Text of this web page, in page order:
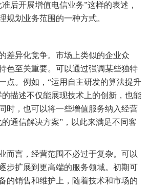
后开展增值电信业务”这样的表述，
规划业务范围的一种方式。
差异化竞争。市场上类似的企业众
色至关重要。可以通过强调某些独特
点。例如，“运用自主研发的算法提升
的描述不仅能展现技术上的创新，也能
时，也可以将一些增值服务纳入经营
通信解决方案”，以此来满足不同客
而言，经营范围不必过于复杂。可以
步扩展到更高端的服务领域。初期可
的销售和维护上，随着技术和市场的